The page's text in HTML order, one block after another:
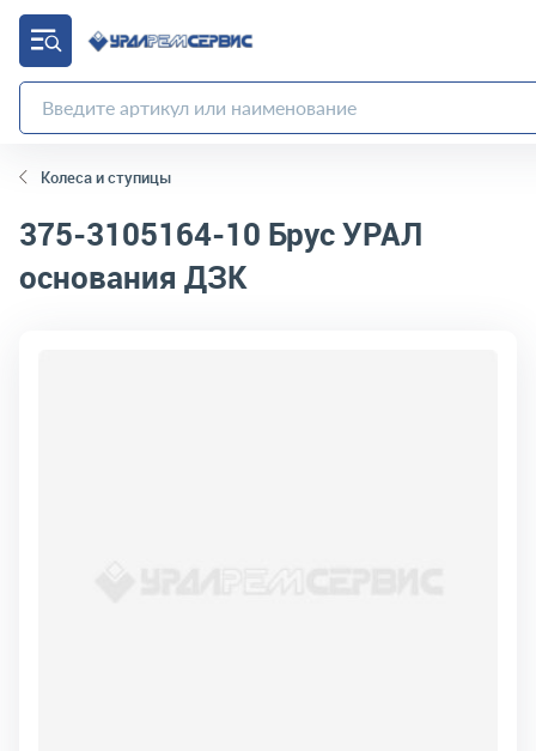
Колеса и ступицы
375-3105164-10 Брус УРАЛ
основания ДЗК